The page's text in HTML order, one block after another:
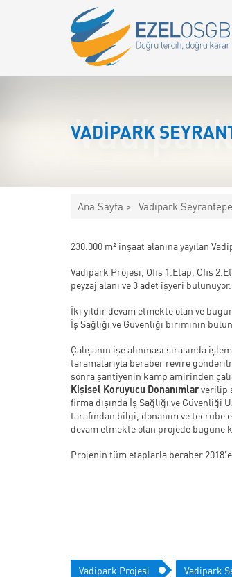
VADIPARK
Ana Sayfa > Vadipark
230.000 m² inşaat alanına yayılan
Vadipark Projesi, Ofis 1.Etap, Ofis
peyzaj alanı ve 3 adet işyeri bulunuyor.
İki yıldır devam etmekte olan ve
İş Sağlığı ve Güvenliği biriminin
Çalışanın işe alınması sırasında
taramalarıyla beraber revire
sonra şantiyenin kamp amirinden
Kişisel Koruyucu Donanımlarverilip
firma dışında İş Sağlığı ve Güvenliği
tarafından bilgi, donanım ve tecrübe
devam etmekte olan projede bugüne
Projenin tüm etaplarla beraber
Vadipark Projesi Vadipark